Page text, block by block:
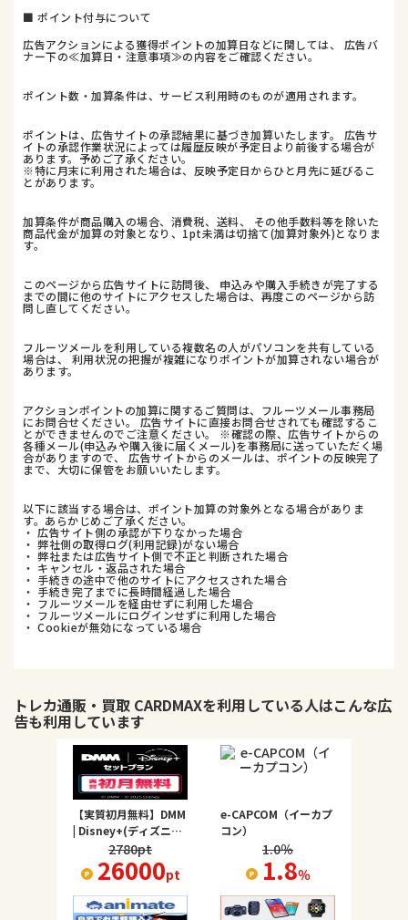
■ ポイント付与について
広告アクションによる獲得ポイントの加算日などに関しては、 広告バ
ナー下の≪加算日・注意事項≫の内容をご確認ください。
ポイント数・加算条件は、サービス利用時のものが適用されます。
ポイントは、広告サイトの承認結果に基づき加算いたします。 広告サ
イトの承認作業状況によっては履歴反映が予定日より前後する場合が
あります。予めご了承ください。
※特に月末に利用された場合は、反映予定日からひと月先に延びるこ
とがあります。
加算条件が商品購入の場合、消費税、送料、 その他手数料等を除いた
商品代金が加算の対象となり、1pt未満は切捨て(加算対象外)となりま
す。
このページから広告サイトに訪問後、 申込みや購入手続きが完了する
までの間に他のサイトにアクセスした場合は、再度このページから訪
問し直してください。
フルーツメールを利用している複数名の人がパソコンを共有している
場合は、 利用状況の把握が複雑になりポイントが加算されない場合が
あります。
アクションポイントの加算に関するご質問は、フルーツメール事務局
にお問合せください。 広告サイトに直接お問合せされても確認するこ
とができませんのでご注意ください。 ※確認の際、広告サイトからの
各種メール(申込みや購入後に届くメール)を事務局に送っていただく場
合がありますので、 広告サイトからのメールは、ポイントの反映完了
まで、大切に保管をお願いいたします。
以下に該当する場合は、ポイント加算の対象外となる場合がありま
す。あらかじめご了承ください。
・ 広告サイト側の承認が下りなかった場合
・ 弊社側の取得ログ(利用記録)がない場合
・ 弊社または広告サイト側で不正と判断された場合
・ キャンセル・返品された場合
・ 手続きの途中で他のサイトにアクセスされた場合
・ 手続き完了までに長時間経過した場合
・ フルーツメールを経由せずに利用した場合
・ フルーツメールにログインせずに利用した場合
・ Cookieが無効になっている場合
トレカ通販・買取 CARDMAXを利用している人はこんな広
告も利用しています
【実質初月無料】DMM
| Disney+(ディズニー
プラス) セットプラン
2780pt
26000pt
e-CAPCOM（イーカプ
コン）
1.0％
1.8％